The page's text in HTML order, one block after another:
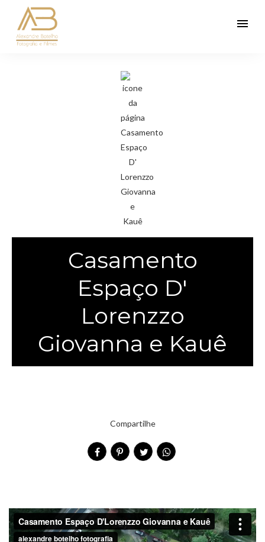
menu
Casamento
Espaço D'
Lorenzzo
Giovanna e Kauê
Compartilhe